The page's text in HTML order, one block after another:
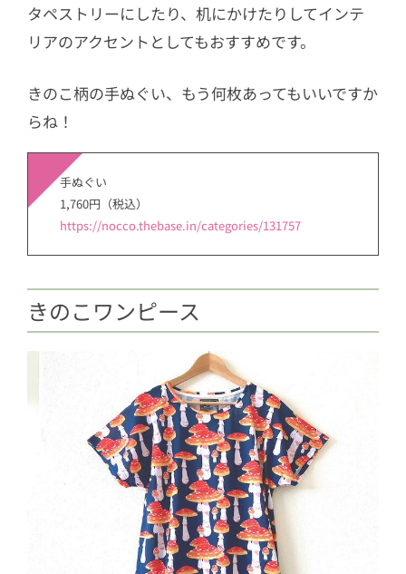
タペストリーにしたり、机にかけたりしてインテ
リアのアクセントとしてもおすすめです。
きのこ柄の手ぬぐい、もう何枚あってもいいですか
らね！
手ぬぐい
1,760円（税込）
https://nocco.thebase.in/categories/131757
きのこワンピース